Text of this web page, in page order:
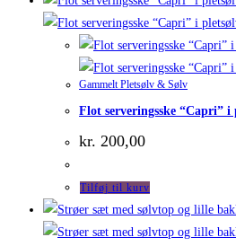
Gammelt Pletsølv & Sølv
Flot serveringsske “Capri” i
kr. 200,00
Tilføj til kurv